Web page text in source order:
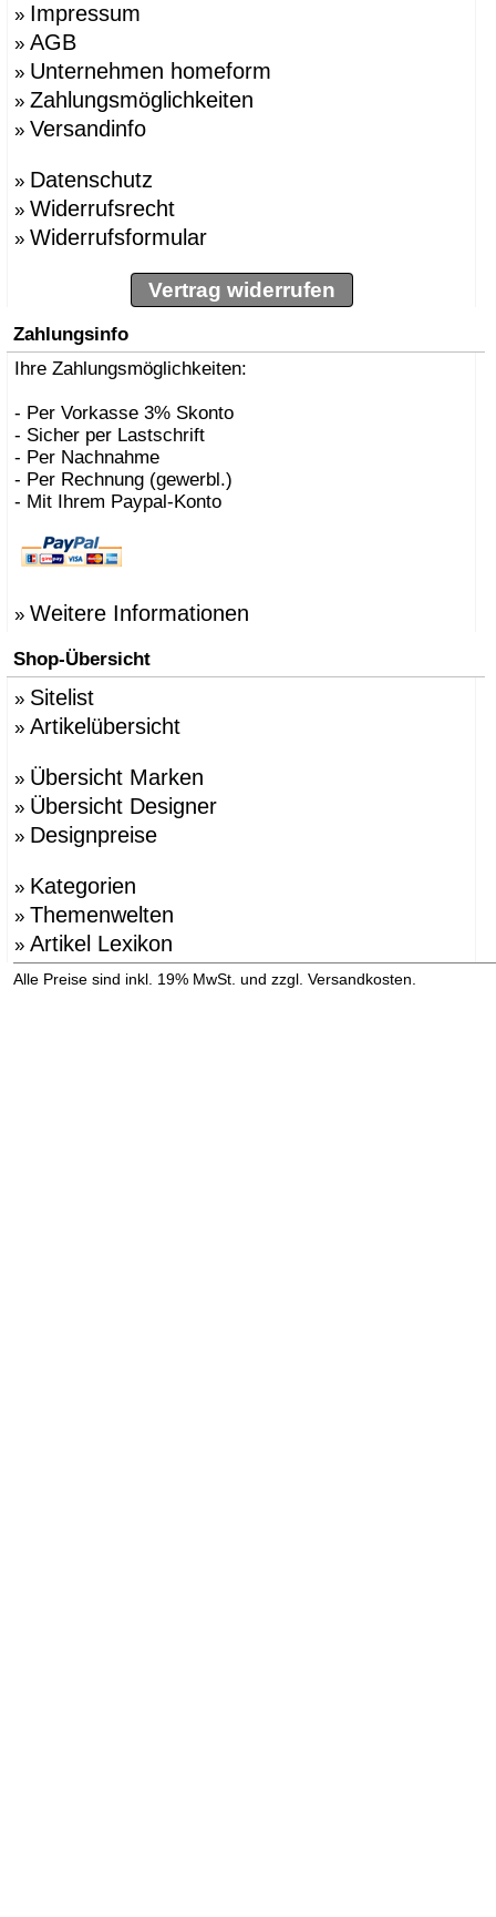
» Impressum
» AGB
» Unternehmen homeform
» Zahlungsmöglichkeiten
» Versandinfo
» Datenschutz
» Widerrufsrecht
» Widerrufsformular
Vertrag widerrufen
Zahlungsinfo
Ihre Zahlungsmöglichkeiten:
- Per Vorkasse 3% Skonto
- Sicher per Lastschrift
- Per Nachnahme
- Per Rechnung (gewerbl.)
- Mit Ihrem Paypal-Konto
» Weitere Informationen
Shop-Übersicht
» Sitelist
» Artikelübersicht
» Übersicht Marken
» Übersicht Designer
» Designpreise
» Kategorien
» Themenwelten
» Artikel Lexikon
Alle Preise sind inkl. 19% MwSt. und zzgl. Versandkosten.